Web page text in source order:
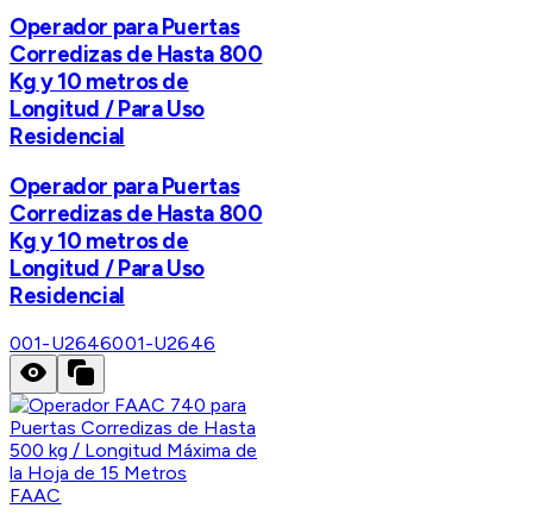
Operador para Puertas
Corredizas de Hasta 800
Kg y 10 metros de
Longitud / Para Uso
Residencial
Operador para Puertas
Corredizas de Hasta 800
Kg y 10 metros de
Longitud / Para Uso
Residencial
001-U2646001-U2646
FAAC